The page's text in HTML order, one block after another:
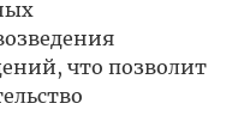
что позволит